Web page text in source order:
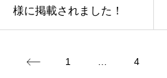
様に掲載されました！
1 4